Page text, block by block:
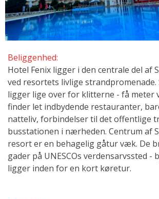
Beliggenhed:
Hotel Fenix ​​ligger i den centrale del af
ved resortets livlige strandpromenade.
ligger lige over for klitterne - få meter
finder let indbydende restauranter,
natteliv, forbindelser til det offentlige
busstationen i nærheden. Centrum af
resort er en behagelig gåtur væk. De
gader på UNESCOs verdensarvssted -
ligger inden for en kort køretur.